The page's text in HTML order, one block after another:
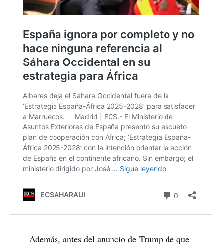
Además, antes del anuncio de Trump de que